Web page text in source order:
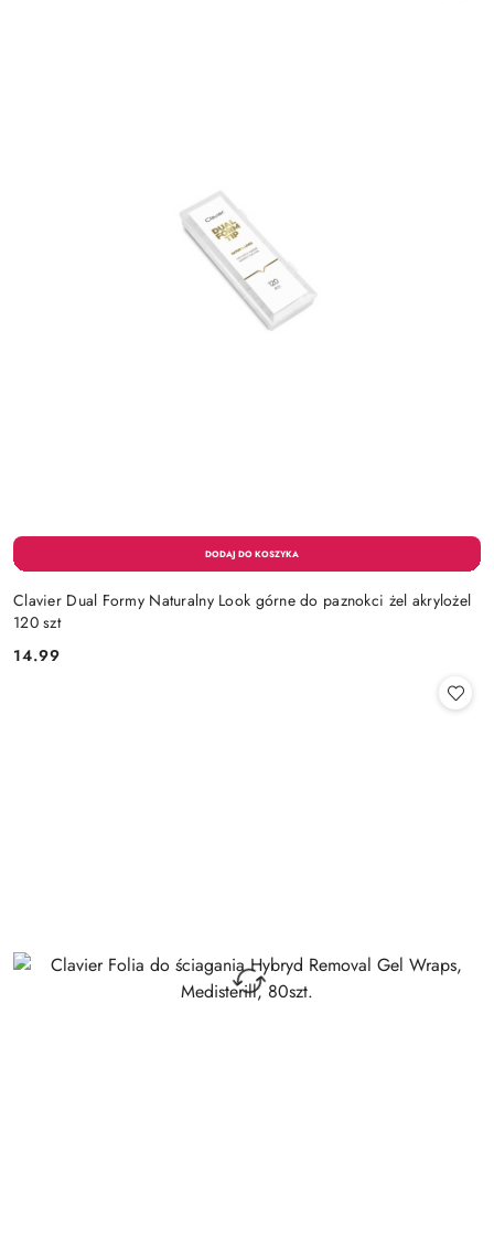
Clavier Dual Formy Naturalny Look górne do paznokci żel akrylożel
120 szt
Cena:
14.99